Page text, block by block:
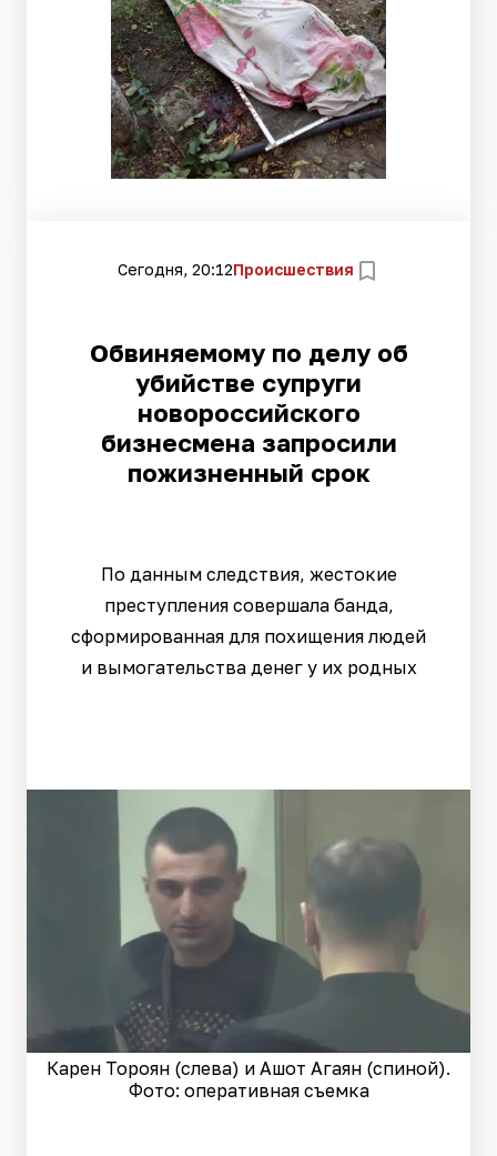
Сегодня, 20:12Происшествия
Обвиняемому по делу об
убийстве супруги
новороссийского
бизнесмена запросили
пожизненный срок
По данным следствия, жестокие
преступления совершала банда,
сформированная для похищения людей
и вымогательства денег у их родных
Карен Тороян (слева) и Ашот Агаян (спиной).
Фото: оперативная съемка